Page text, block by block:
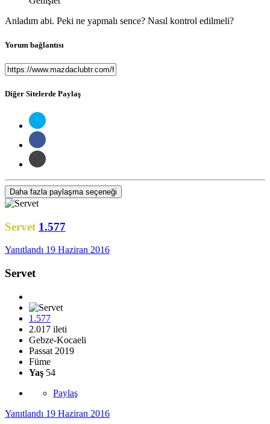
Anladım abi. Peki ne yapmalı sence? Nasıl kontrol edilmeli?
Yorum bağlantısı
Diğer Sitelerde Paylaş
Daha fazla paylaşma seçeneği
Servet 1.577
Yanıtlandı 19 Haziran 2016
Servet
1.577
2.017 ileti
Gebze-Kocaeli
Passat 2019
Füme
Yaş 54
Paylaş
Yanıtlandı 19 Haziran 2016